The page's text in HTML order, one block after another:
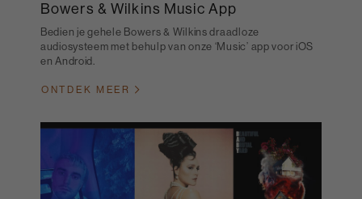
Bowers & Wilkins Music App
Bedien je gehele Bowers & Wilkins draadloze
audiosysteem met behulp van onze ‘Music’ app voor iOS
en Android.
ONTDEK MEER